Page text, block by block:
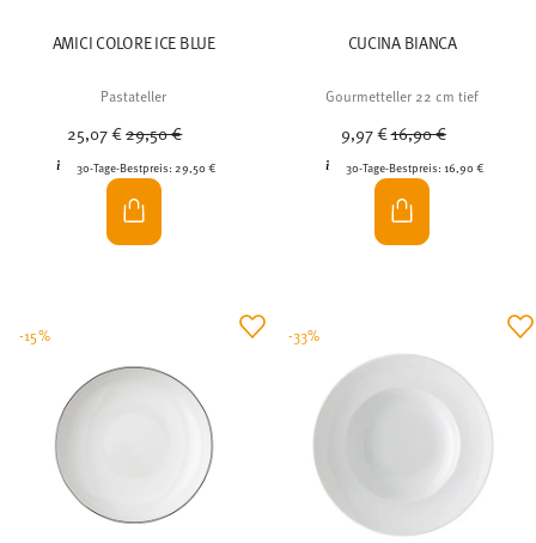
AMICI COLORE ICE BLUE
Pastateller
25,07 € Price reduced from
29,50 €
30-Tage-Bestpreis: 29,50 €
CUCINA BIANCA
Gourmetteller 22 cm tief
9,97 € Price reduced from
16,90 €to
30-Tage-Bestpreis:16,90 €
-15% -33%